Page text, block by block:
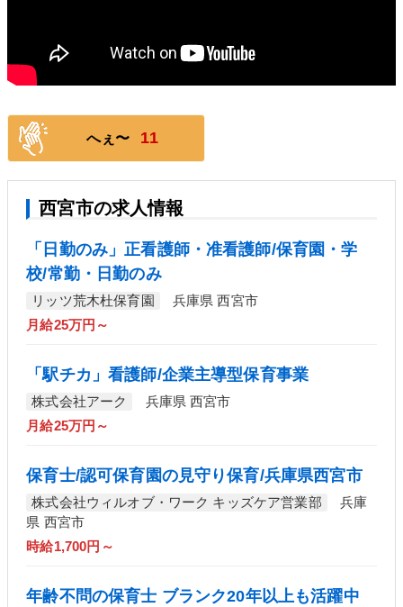
へぇ〜 11
西宮市の求人情報
「日勤のみ」正看護師・准看護師/保育園・学
校/常勤・日勤のみ
リッツ荒木杜保育園
兵庫県 西宮市
月給25万円～
「駅チカ」看護師/企業主導型保育事業
株式会社アーク
兵庫県 西宮市
月給25万円～
保育士/認可保育園の見守り保育/兵庫県西宮市
株式会社ウィルオブ・ワーク キッズケア営業部
兵庫
県 西宮市
時給1,700円～
年齢不問の保育士 ブランク20年以上も活躍中